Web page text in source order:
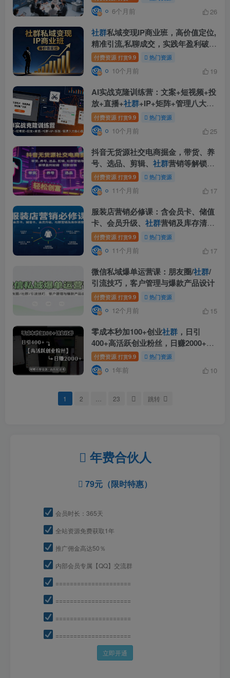
6个月前 26
社群私域变现IP商业班，高价值定位,
精准引流,私聊成交，实践年盈利破百
万
付费资源 打赏9.9 热门资源
10个月前 19
AI实战克隆训练营：文案+短视频+投
放+直播+社群+IP+矩阵+管理八大核
心模块
付费资源 打赏9.9 热门资源
10个月前 25
抖音无货源社交电商掘金，带货、养
号、选品、剪辑、 社群营销等解锁盈
利秘籍轻松创富
付费资源 打赏9.9 热门资源
11个月前 17
服装店营销必修课：含会员卡、储值
卡、会员升级、 社群营销及库存清理
等
付费资源 打赏9.9 热门资源
11个月前 17
微信私域爆单运营课：朋友圈/社群/
引流技巧，客户管理与爆款产品设计
付费资源 打赏9.9 热门资源
12个月前 15
零成本秒加100+创业社群 ，日引
400+高活跃创业粉丝，日赚2000+，
附赠社…
付费资源 打赏9.9 热门资源
1年前 10
1 2 23 跳转
年费合伙人
79元（限时特惠）
会员时长：365天
全站资源免费获取1年
推广佣金高达50％
内部会员专属【QQ】交流群
=====================
=====================
=====================
=====================
立即开通